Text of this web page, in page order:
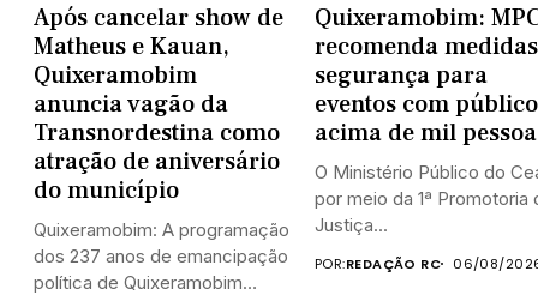
Após cancelar show de
Matheus e Kauan,
Quixeramobim
anuncia vagão da
Transnordestina como
atração de aniversário
do município
Quixeramobim: A programação
dos 237 anos de emancipação
política de Quixeramobim
Quixeramobim:
recomenda
segurança para
eventos com público
acima de mil
O Ministério Público do
por meio da 1ª Promotoria
Justiça...
POR:REDAÇÃO RC 06/08/